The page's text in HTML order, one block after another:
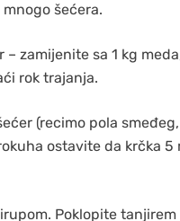
šećera.
zamijenite sa 1 kg
rok trajanja.
(recimo pola
ostavite da krčka 5
Poklopite